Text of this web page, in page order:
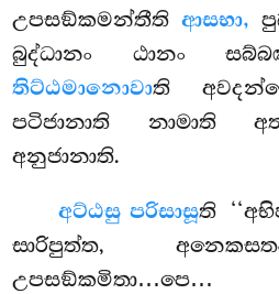
උපසඞ්කමන්තීතිආසභා,
බුද්ධානං ඨානං
තිට්ඨමානොවාති
පටිජානාති නාමාති
අනුජානාති.
අට්ඨසු පරිසාසූති
සාරිපුත්ත,
උපසඞ්කමිතා…පෙ…